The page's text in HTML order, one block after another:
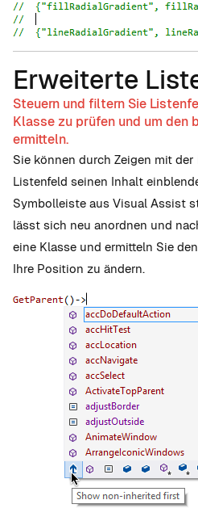
Erweiterte
Steuern und filtern Sie
Klasse zu prüfen und um den
ermitteln.
Sie können durch Zeigen mit
Listenfeld seinen Inhalt
Symbolleiste aus Visual Assist
lässt sich neu anordnen und
eine Klasse und ermitteln Sie
Ihre Position zu ändern.